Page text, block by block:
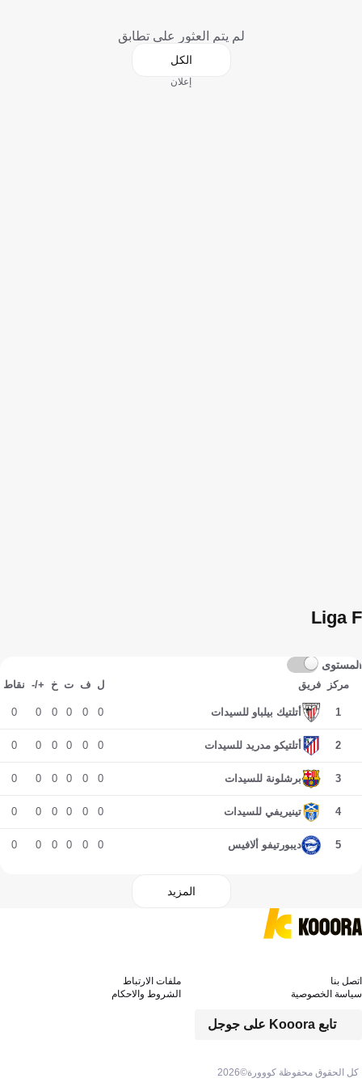
لم يتم العثور على تطابق
الكل
إعلان
Liga F
المستوى
مركز فريق ل ف ت خ +/- نقاط
1 أتلتيك بيلباو للسيدات 0
0
0
0
0
0
2 أتلتيكو مدريد للسيدات 0
0
0
0
0
0
3 برشلونة للسيدات 0
0
0
0
0
0
4 تينيريفي للسيدات 0
0
0
0
0
0
5 ديبورتيفو ألافيس 0
0
0
0
0
0
المزيد
كل الحقوق محفوظة كووورة©2026
تابع Kooora على جوجل
اتصل بنا
ملفات الارتباط
سياسة الخصوصية
الشروط والاحكام